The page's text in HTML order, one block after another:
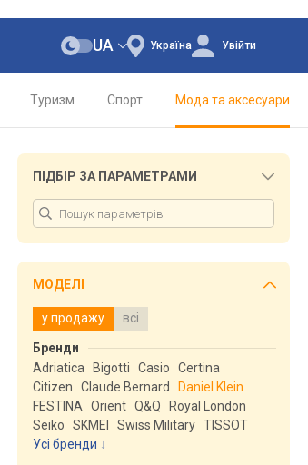
Україна
UA Увійти
Туризм Спорт Мода та аксесуари
ПІДБІР ЗА ПАРАМЕТРАМИ
МОДЕЛІ
у продажу всі
Бренди
Adriatica
Bigotti Casio
Certina
Citizen
Claude Bernard
Daniel Klein
FESTINA
Orient Q&Q
Royal London
Seiko
SKMEI Swiss Military TISSOT
Усі бренди